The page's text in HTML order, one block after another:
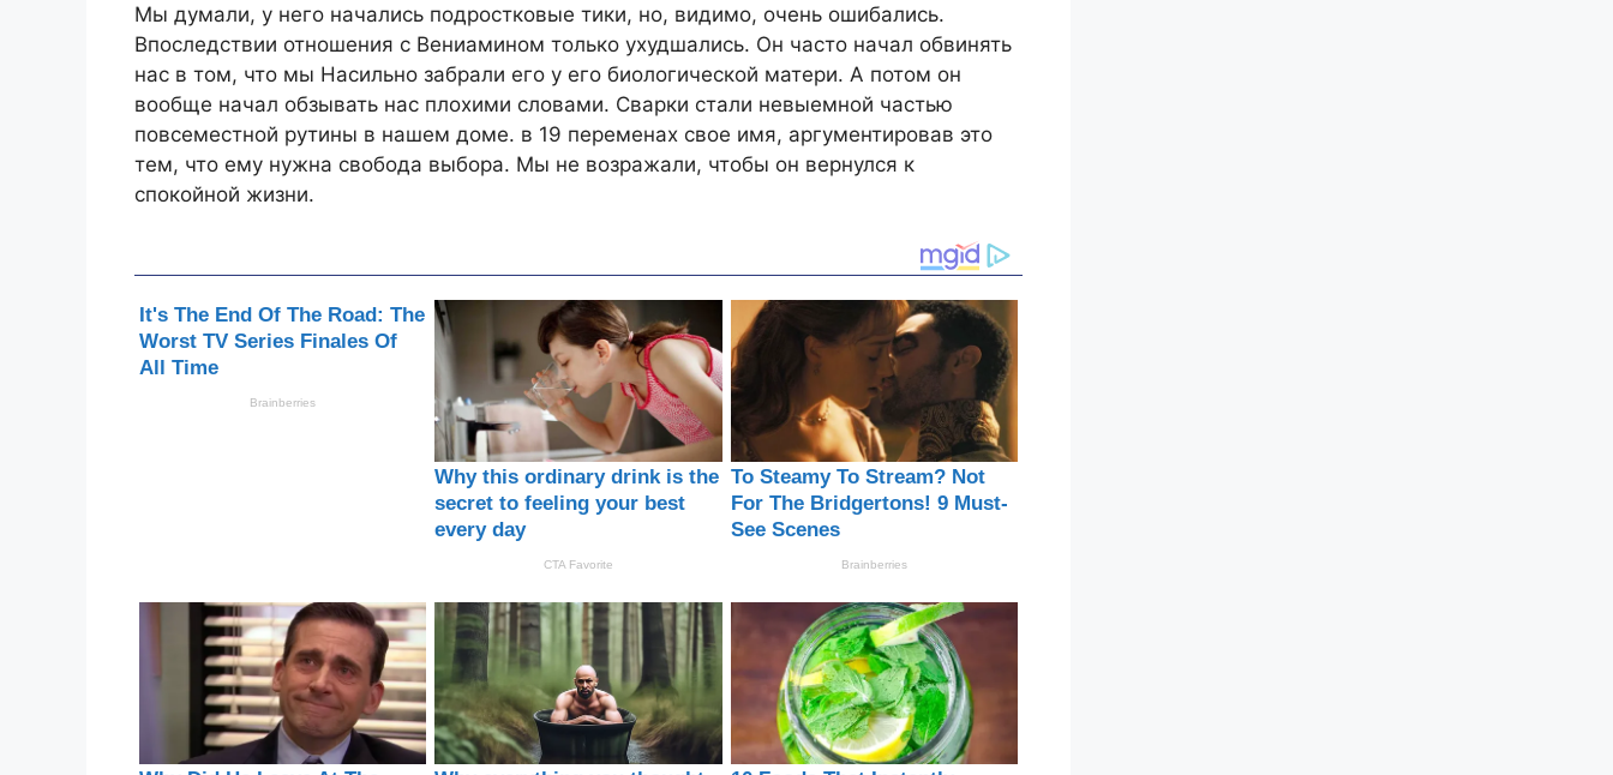
Мы думали, у него начались подростковые тики, но, видимо, очень ошибались.
Впоследствии отношения с Вениамином только ухудшались. Он часто начал обвинять
нас в том, что мы Насильно забрали его у его биологической матери. А потом он
вообще начал обзывать нас плохими словами. Сварки стали невыемной частью
повсеместной рутины в нашем доме. в 19 ​​переменах свое имя, аргументировав это
тем, что ему нужна свобода выбора. Мы не возражали, чтобы он вернулся к
спокойной жизни.